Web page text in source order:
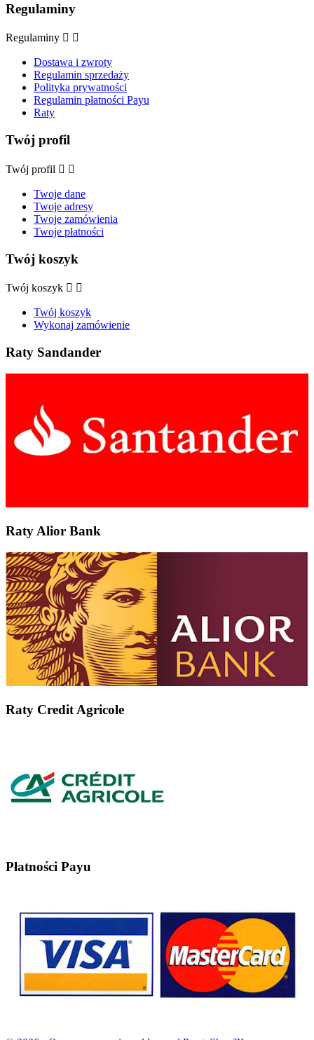
Regulaminy
Regulaminy  
Dostawa i zwroty
Regulamin sprzedaży
Polityka prywatności
Regulamin płatności Payu
Raty
Twój profil
Twój profil  
Twoje dane
Twoje adresy
Twoje zamówienia
Twoje płatności
Twój koszyk
Twój koszyk  
Twój koszyk
Wykonaj zamówienie
Raty Sandander
Raty Alior Bank
Raty Credit Agricole
Płatności Payu